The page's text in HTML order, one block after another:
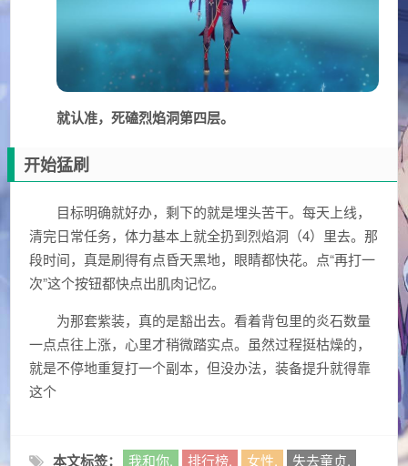
就认准，死磕烈焰洞第四层。
开始猛刷
目标明确就好办，剩下的就是埋头苦干。每天上线，
清完日常任务，体力基本上就全扔到烈焰洞（4）里去。那
段时间，真是刷得有点昏天黑地，眼睛都快花。点“再打一
次”这个按钮都快点出肌肉记忆。
为那套紫装，真的是豁出去。看着背包里的炎石数量
一点点往上涨，心里才稍微踏实点。虽然过程挺枯燥的，
就是不停地重复打一个副本，但没办法，装备提升就得靠
这个
本文标签： 我和你, 排行榜, 女性,
失去童贞,